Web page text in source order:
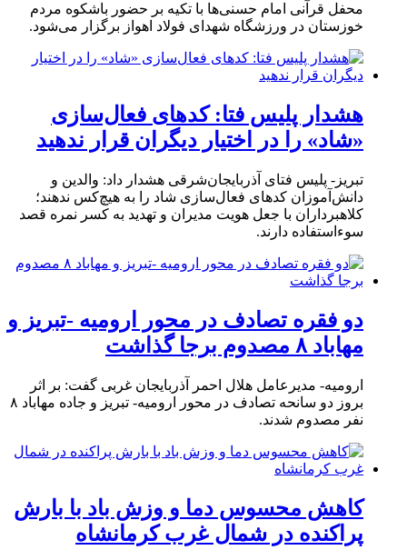
محفل قرآنی امام حسنی‌ها با تکیه بر حضور باشکوه مردم
خوزستان در ورزشگاه شهدای فولاد اهواز برگزار می‌شود.
هشدار پلیس فتا: کدهای فعال‌سازی
«شاد» را در اختیار دیگران قرار ندهید
تبریز- پلیس فتای آذربایجان‌شرقی هشدار داد: والدین و
دانش‌آموزان کدهای فعال‌سازی شاد را به هیچ‌کس ندهند؛
کلاهبرداران با جعل هویت مدیران و تهدید به کسر نمره قصد
سوءاستفاده دارند.
دو فقره تصادف در محور ارومیه -تبریز و
مهاباد ۸ مصدوم برجا گذاشت
ارومیه- مدیرعامل هلال احمر آذربایجان غربی گفت: بر اثر
بروز دو سانحه تصادف در محور ارومیه- تبریز و جاده مهاباد ۸
نفر مصدوم شدند.
کاهش محسوس دما و وزش باد با بارش
پراکنده در شمال غرب کرمانشاه